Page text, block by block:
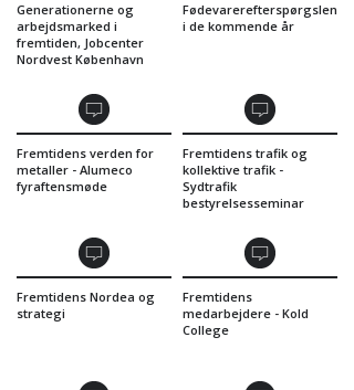
Generationerne og
arbejdsmarked i
fremtiden, Jobcenter
Nordvest København
Fødevarerefterspørgslen
i de kommende år
Fremtidens verden for
metaller - Alumeco
fyraftensmøde
Fremtidens trafik og
kollektive trafik -
Sydtrafik
bestyrelsesseminar
Fremtidens Nordea og
strategi
Fremtidens
medarbejdere - Kold
College